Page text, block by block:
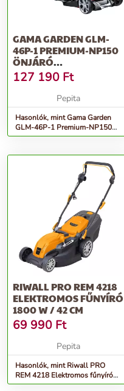
GAMA GARDEN GLM-
46P-1 PREMIUM-NP150
ÖNJÁRÓ
BENZINMOTOROS
FŰNYÍRÓ, PIROS
127 190 Ft
Pepita
Hasonlók, mint Gama Garden
GLM-46P-1 Premium-NP150
önjáró Benzinmotoros fűnyíró,
RIWALL PRO REM 4218
ELEKTROMOS FŰNYÍRÓ
1800 W / 42 CM
69 990 Ft
Pepita
Hasonlók, mint Riwall PRO
REM 4218 Elektromos fűnyíró
1800 W / 42 cm